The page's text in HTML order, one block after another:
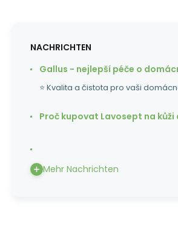
NACHRICHTEN
Gallus - nejlepší péče o
⭐ Kvalita a čistota pro vaši
Proč kupovat Lavosept na kůži
Mehr Nachrichten